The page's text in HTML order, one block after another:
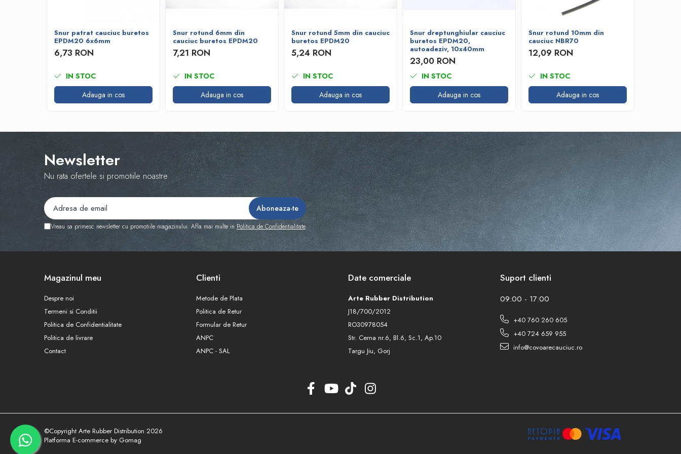
Produse Siguranta Traficului
Stalpi pietonali
Conuri reflectorizante
Limitatore de viteza
Covorase de intrare
Promotii
Snur patrat cauciuc buretos
EPDM20 6x6mm
6,73 RON
IN STOC
Adauga in cos
Snur rotund 6mm din
cauciuc buretos EPDM20
7,21 RON
IN STOC
Adauga in cos
Snur rotund 5mm din cauciuc
buretos EPDM20
5,24 RON
IN STOC
Adauga in cos
Snur dreptunghiular cauciuc
buretos EPDM20,
autoadeziv, 10x40mm
23,00 RON
IN STOC
Adauga in cos
Snur rotund 10mm din
cauciuc NBR70
12,09 RON
IN STOC
Adauga in cos
Newsletter
Nu rata ofertele si promotiile noastre
Vreau sa primesc newsletter cu promotiile magazinului. Afla mai multe in Politica de Confidentialitate
Magazinul meu
Despre noi
Termeni si Conditii
Politica de Confidentialitate
Politica de livrare
Contact
Clienti
Metode de Plata
Politica de Retur
Formular de Retur
ANPC
ANPC - SAL
Date comerciale
Arte Rubber Distribution
J18/700/2012
RO30978054
Str. Cerna nr.6, Bl.6, Sc.1, Ap.10
Targu Jiu, Gorj
Suport clienti
09:00 - 17:00
+40 760 260 605
+40 724 659 955
info@covoarecauciuc.ro
©Copyright Arte Rubber Distribution 2026
Platforma E-commerce by Gomag